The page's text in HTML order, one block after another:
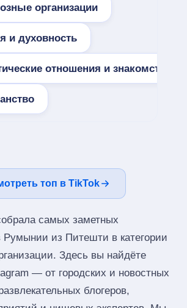
организации
и духовность
отношения и знакомства
топ в TikTok
самых заметных
из Питешти в категории
Здесь вы найдёте
— от городских и новостных
блогеров,